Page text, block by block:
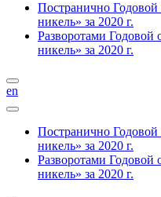
Постранично
никель» за 2020 г.
Разворотами Годовой
никель» за 2020 г.
en
Постранично
никель» за 2020 г.
Разворотами Годовой
никель» за 2020 г.